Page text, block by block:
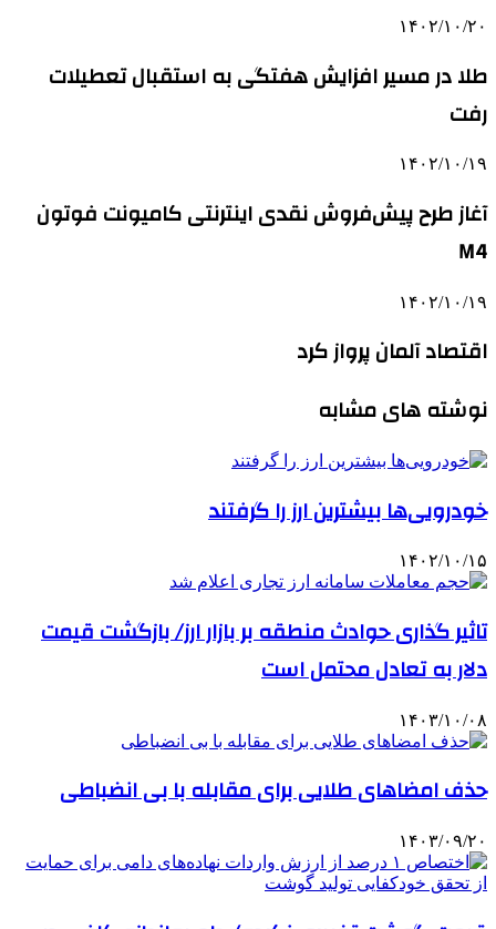
۱۴۰۲/۱۰/۲۰
طلا در مسیر افزایش هفتگی به استقبال تعطیلات
رفت
۱۴۰۲/۱۰/۱۹
آغاز طرح پیش‌فروش نقدی اینترنتی کامیونت فوتون
M4
۱۴۰۲/۱۰/۱۹
اقتصاد آلمان پرواز کرد
نوشته های مشابه
خودرویی‌ها بیشترین ارز را گرفتند
۱۴۰۲/۱۰/۱۵
تاثیر گذاری حوادث منطقه بر بازار ارز/ بازگشت قیمت
دلار به تعادل محتمل است
۱۴۰۳/۱۰/۰۸
حذف امضاهای طلایی برای مقابله با بی انضباطی
۱۴۰۳/۰۹/۲۰